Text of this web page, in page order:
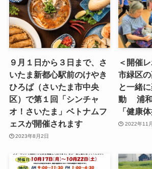
９月１日から３日まで、さ
いたま新都心駅前のけやき
ひろば（さいたま市中央
区）で第１回「シンチャ
オ！さいたま」ベトナムフ
ェスが開催されます
2023年8月2日
＜開催
市緑区
と一緒
動 浦和
「健康
2022年11